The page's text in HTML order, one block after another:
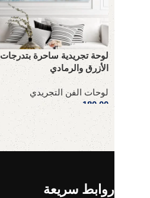
لوحة تجريدية ساحرة بتدرجات
الأزرق والرمادي
لوحات الفن التجريدي
180,00
ر.س
إضافة إلى السلة
Read More
روابط سريعة